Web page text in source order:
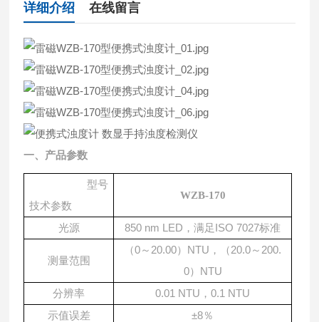
详细介绍 在线留言
一、产品参数
型号
技术参数
WZB-170
光源 850 nm LED，满足ISO 7027标准
测量范围
（0～20.00）NTU，（20.0～200.
0）NTU
分辨率
0.01 NTU，0.1 NTU
示值误差
±8％